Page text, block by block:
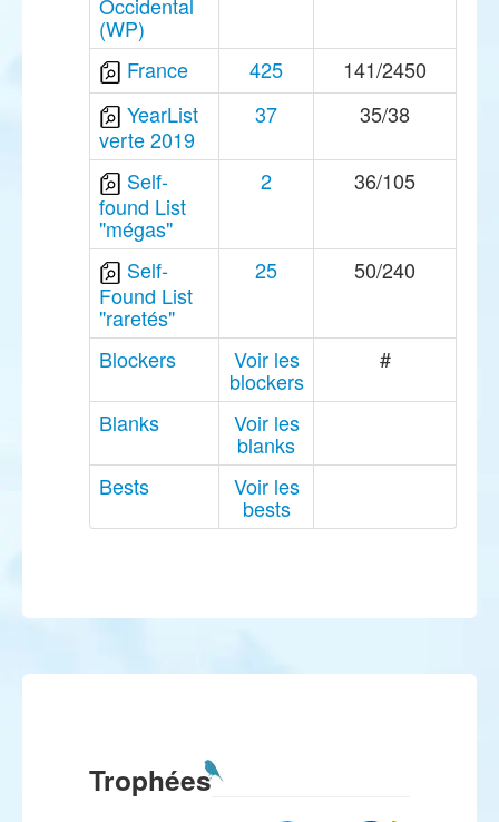
Occidental
(WP)
France
425
141/2450
YearList
verte 2019
37 35/38
Self-
found List
"mégas"
2 36/105
Self-
Found List
"raretés"
25 50/240
Blockers Voir les
blockers
#
Blanks Voir les
blanks
Bests
Voir les
bests
Trophées